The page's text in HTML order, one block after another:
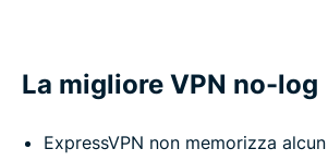
La migliore VPN no-log
ExpressVPN non memorizza